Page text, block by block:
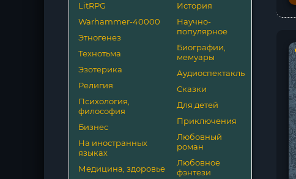
LitRPG
Warhammer-40000
Этногенез
Технотьма
Эзотерика
Религия
Психология,
философия
Бизнес
На иностранных
языках
Медицина, здоровье
История
Научно-
популярное
Биографии,
мемуары
Аудиоспектакль
Сказки
Для детей
Приключения
Любовный
роман
Любовное
фэнтези